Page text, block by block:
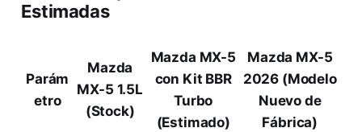
Estimadas
Parám
etro
Mazda
MX-5 1.5L
(Stock)
Mazda MX-5
con Kit BBR
Turbo
(Estimado)
Mazda MX-5
2026 (Modelo
Nuevo de
Fábrica)